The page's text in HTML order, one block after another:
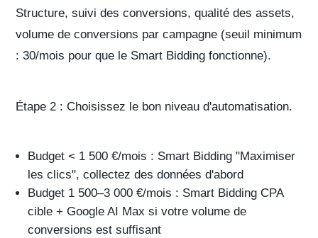
Structure, suivi des conversions, qualité des assets,
volume de conversions par campagne (seuil minimum
: 30/mois pour que le Smart Bidding fonctionne).
Étape 2 : Choisissez le bon niveau d'automatisation.
Budget < 1 500 €/mois : Smart Bidding "Maximiser
les clics", collectez des données d'abord
Budget 1 500–3 000 €/mois : Smart Bidding CPA
cible + Google AI Max si votre volume de
conversions est suffisant